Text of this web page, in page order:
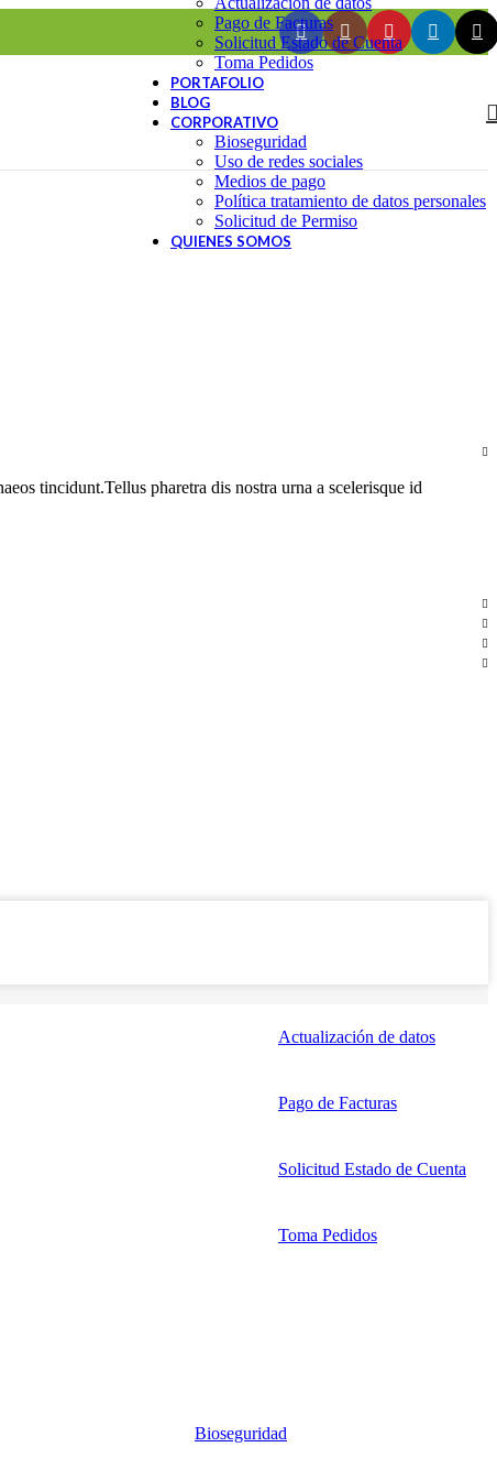
Pago de Facturas
Solicitud Estado de Cuenta
Toma Pedidos
PORTAFOLIO
BLOG
CORPORATIVO
Bioseguridad
Uso de redes sociales
Medios de pago
Política tratamiento de datos personales
Solicitud de Permiso
QUIENES SOMOS
tincidunt.Tellus pharetra dis nostra urna a scelerisque id
Actualización de datos
Pago de Facturas
Solicitud Estado de Cuenta
Toma Pedidos
Bioseguridad